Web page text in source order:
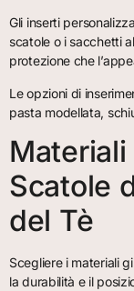
Gli inserti
scatole o i sacchetti
protezione che
Le opzioni di
pasta modellata,
Scatole
del Tè
Scegliere i materiali
la durabilità e il